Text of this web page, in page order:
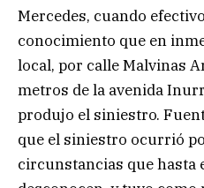
Mercedes, cuando
conocimiento que en
local, por calle Malvinas
metros de la avenida
produjo el siniestro.
que el siniestro ocurrió
circunstancias que hasta